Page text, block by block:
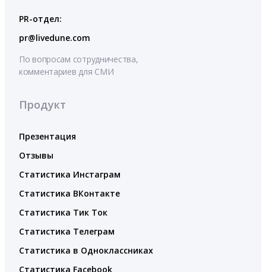
PR-отдел:
pr@livedune.com
По вопросам сотрудничества,
комментариев для СМИ
Продукт
Презентация
Отзывы
Статистика Инстаграм
Статистика ВКонтакте
Статистика Тик Ток
Статистика Телеграм
Статистика в Одноклассниках
Статистика Facebook